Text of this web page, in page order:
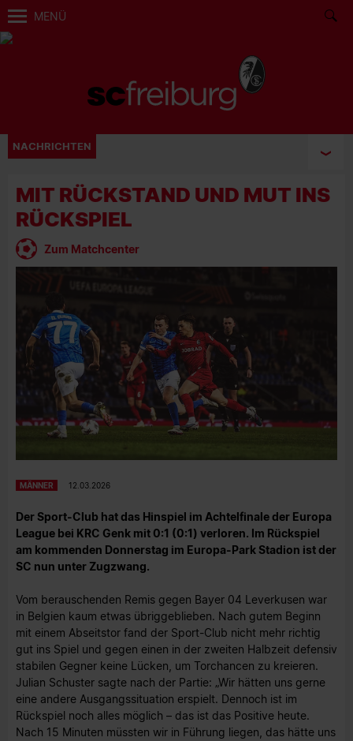
MENÜ
NACHRICHTEN
MIT RÜCKSTAND UND MUT INS
RÜCKSPIEL
Zum Matchcenter
MÄNNER 12.03.2026
Der Sport-Club hat das Hinspiel im Achtelfinale der Europa
League bei KRC Genk mit 0:1 (0:1) verloren. Im Rückspiel
am kommenden Donnerstag im Europa-Park Stadion ist der
SC nun unter Zugzwang.
Vom berauschenden Remis gegen Bayer 04 Leverkusen war
in Belgien kaum etwas übriggeblieben. Nach gutem Beginn
mit einem Abseitstor fand der Sport-Club nicht mehr richtig
gut ins Spiel und gegen einen in der zweiten Halbzeit defensiv
stabilen Gegner keine Lücken, um Torchancen zu kreieren.
Julian Schuster sagte nach der Partie: „Wir hätten uns gerne
eine andere Ausgangssituation erspielt. Dennoch ist im
Rückspiel noch alles möglich – das ist das Positive heute.
Nach 15 Minuten müssten wir in Führung liegen, das hätte uns